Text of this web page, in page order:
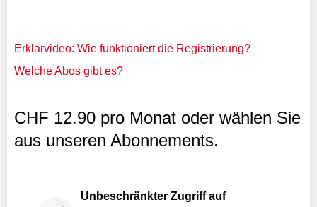
Erklärvideo: Wie funktioniert die Registrierung?
Welche Abos gibt es?
CHF 12.90 pro Monat oder wählen Sie
aus unseren Abonnements.
Unbeschränkter Zugriff auf